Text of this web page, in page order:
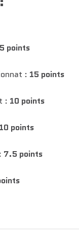
points
: 15 points
: 10 points
10 points
7.5 points